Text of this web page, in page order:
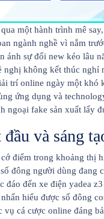
một hành trình mê
ngành nghề vì nắm
ánh sự đổi new kéo lâu
nghị không kết thúc
trí online ngày một khó
ứng dụng và
ngoại fake sản xuất lấy
và sáng
điểm trong khoảng thị
đông người dùng đang
đáo đến xe điện yadea
hiểu được số đông
vụ cá cược online đáng